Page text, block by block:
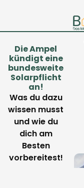
Die Ampel
kündigt eine
bundesweite
Solarpflicht
an!
Was du dazu
wissen musst
und wie du
dich am
Besten
vorbereitest!